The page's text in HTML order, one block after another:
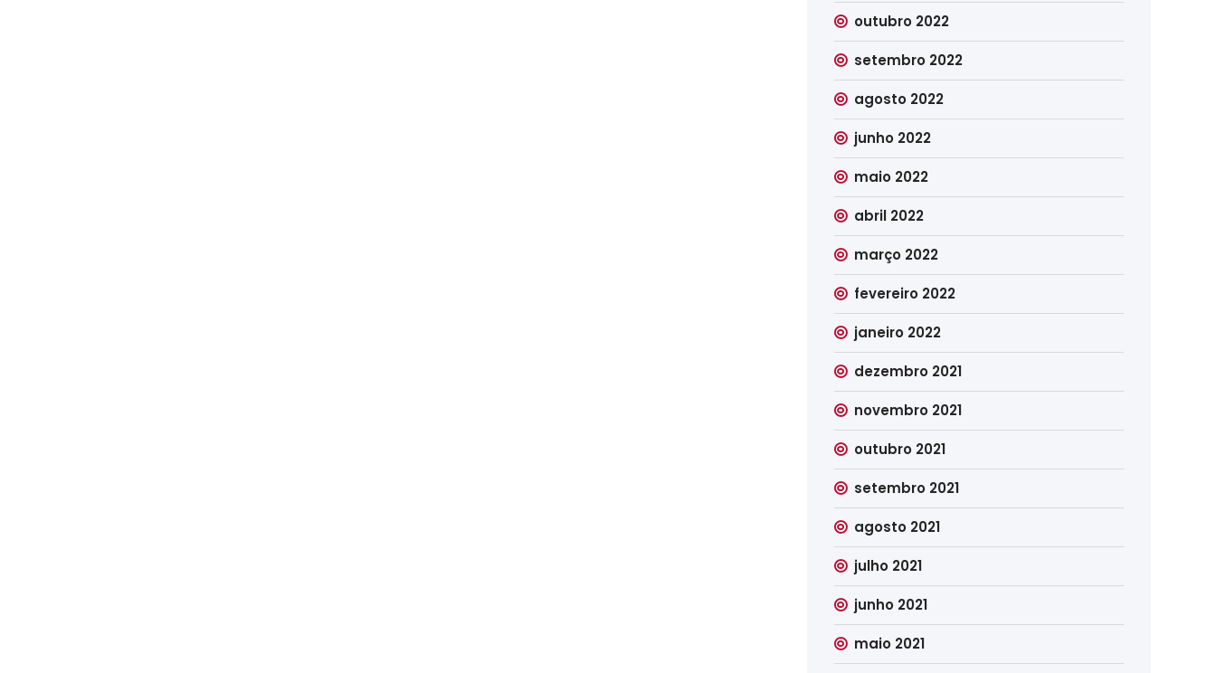
outubro 2022
setembro 2022
agosto 2022
junho 2022
maio 2022
abril 2022
março 2022
fevereiro 2022
janeiro 2022
dezembro 2021
novembro 2021
outubro 2021
setembro 2021
agosto 2021
julho 2021
junho 2021
maio 2021